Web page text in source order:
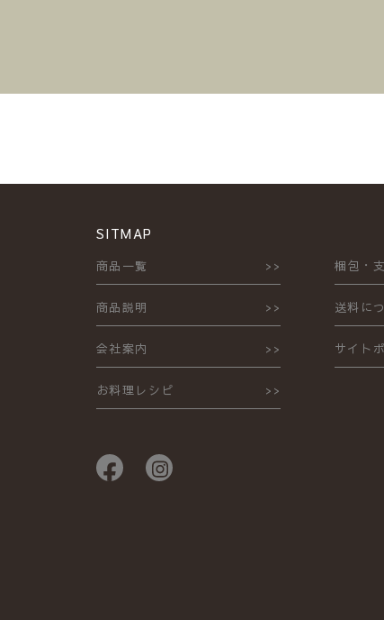
SITMAP
商品一覧
商品説明
会社案内
お料理レシピ
梱包・
送料に
サイト